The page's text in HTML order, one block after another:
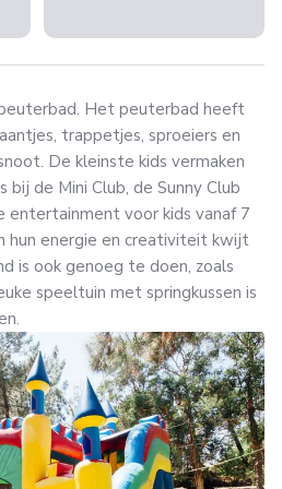
Het peuterbad heeft
trappetjes, sproeiers en
De kleinste kids vermaken
bij de Mini Club, de Sunny Club
entertainment voor kids vanaf 7
hun energie en creativiteit kwijt
is ook genoeg te doen, zoals
speeltuin met springkussen is